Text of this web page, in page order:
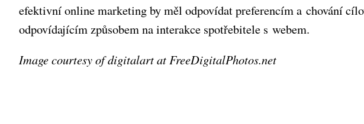
efektivní online marketing by měl odpovídat preferencím a chování
odpovídajícím způsobem na interakce spotřebitele s webem.
Image courtesy of digitalart at FreeDigitalPhotos.net